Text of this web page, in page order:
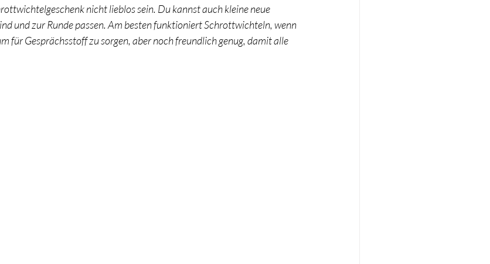
nicht lieblos sein. Du kannst auch kleine neue
und zur Runde passen. Am besten funktioniert Schrottwichteln, wenn
für Gesprächsstoff zu sorgen, aber noch freundlich genug, damit alle